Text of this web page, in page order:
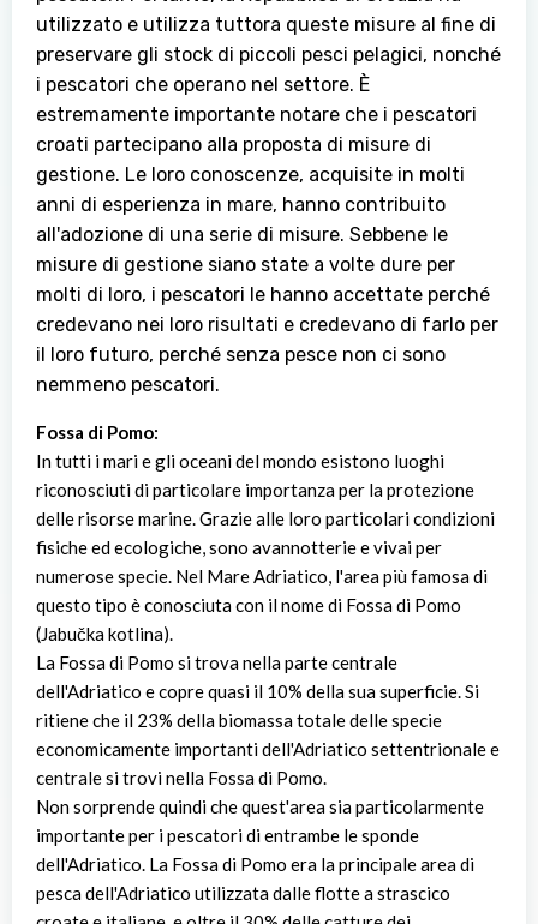
utilizzato e utilizza tuttora queste misure al fine di
preservare gli stock di piccoli pesci pelagici, nonché
i pescatori che operano nel settore. È
estremamente importante notare che i pescatori
croati partecipano alla proposta di misure di
gestione. Le loro conoscenze, acquisite in molti
anni di esperienza in mare, hanno contribuito
all'adozione di una serie di misure. Sebbene le
misure di gestione siano state a volte dure per
molti di loro, i pescatori le hanno accettate perché
credevano nei loro risultati e credevano di farlo per
il loro futuro, perché senza pesce non ci sono
nemmeno pescatori.
Fossa di Pomo:
In tutti i mari e gli oceani del mondo esistono luoghi
riconosciuti di particolare importanza per la protezione
delle risorse marine. Grazie alle loro particolari condizioni
fisiche ed ecologiche, sono avannotterie e vivai per
numerose specie. Nel Mare Adriatico, l'area più famosa di
questo tipo è conosciuta con il nome di Fossa di Pomo
(Jabučka kotlina).
La Fossa di Pomo si trova nella parte centrale
dell'Adriatico e copre quasi il 10% della sua superficie. Si
ritiene che il 23% della biomassa totale delle specie
economicamente importanti dell'Adriatico settentrionale e
centrale si trovi nella Fossa di Pomo.
Non sorprende quindi che quest'area sia particolarmente
importante per i pescatori di entrambe le sponde
dell'Adriatico. La Fossa di Pomo era la principale area di
pesca dell'Adriatico utilizzata dalle flotte a strascico